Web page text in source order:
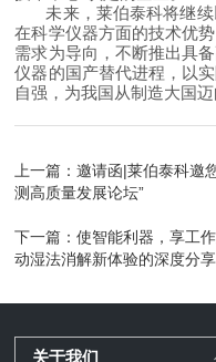
未来，莱伯泰科将继续
在科学仪器方面的技术优势
需求为导向， 不断推出具
仪器的国产替代进程，以
自强 ，为我国从制造大国
上一篇：邀请函|莱伯泰科邀
测高质量发展论坛”
下一篇：使智能利器，享工
动湿法消解新体验的深度分享
关于我们